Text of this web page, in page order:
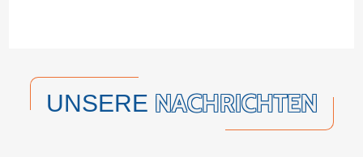
UNSERE NACHRICHTEN